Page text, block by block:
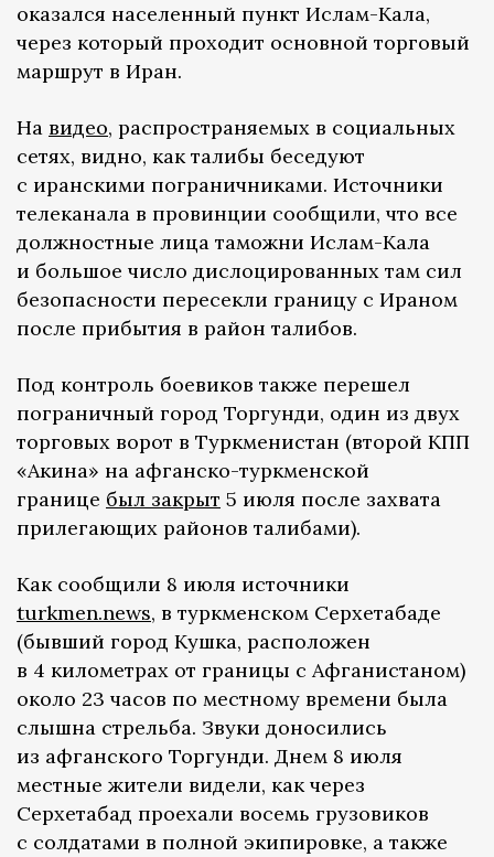
оказался населенный пункт Ислам-Кала,
через который проходит основной торговый
маршрут в Иран.
На видео, распространяемых в социальных
сетях, видно, как талибы беседуют
с иранскими пограничниками. Источники
телеканала в провинции сообщили, что все
должностные лица таможни Ислам-Кала
и большое число дислоцированных там сил
безопасности пересекли границу с Ираном
после прибытия в район талибов.
Под контроль боевиков также перешел
пограничный город Торгунди, один из двух
торговых ворот в Туркменистан (второй КПП
«Акина» на афганско-туркменской
границе был закрыт 5 июля после захвата
прилегающих районов талибами).
Как сообщили 8 июля источники
turkmen.news, в туркменском Серхетабаде
(бывший город Кушка, расположен
в 4 километрах от границы с Афганистаном)
около 23 часов по местному времени была
слышна стрельба. Звуки доносились
из афганского Торгунди. Днем 8 июля
местные жители видели, как через
Серхетабад проехали восемь грузовиков
с солдатами в полной экипировке, а также